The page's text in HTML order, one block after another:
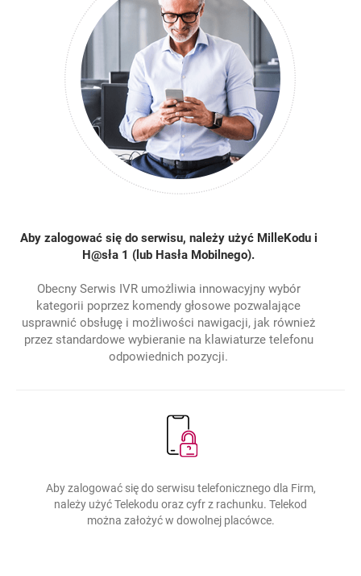
Aby zalogować się do serwisu, należy użyć MilleKodu i
H@sła 1 (lub Hasła Mobilnego).
Obecny Serwis IVR umożliwia innowacyjny wybór
kategorii poprzez komendy głosowe pozwalające
usprawnić obsługę i możliwości nawigacji, jak również
przez standardowe wybieranie na klawiaturze telefonu
odpowiednich pozycji.
Aby zalogować się do serwisu telefonicznego dla Firm,
należy użyć Telekodu oraz cyfr z rachunku. Telekod
można założyć w dowolnej placówce.